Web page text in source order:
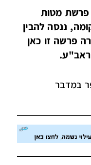
מטות
ננסה להבין
פרשה זו כאן
במדבר